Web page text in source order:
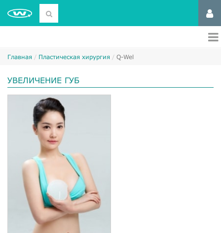
Главная Пластическая хирургия Q-Wel
УВЕЛИЧЕНИЕ ГУБ